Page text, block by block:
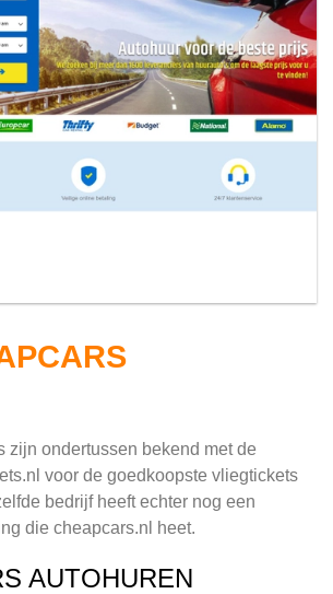
zijn ondertussen bekend met de
voor de goedkoopste vliegtickets
bedrijf heeft echter nog een
die cheapcars.nl heet.
AUTOHUREN